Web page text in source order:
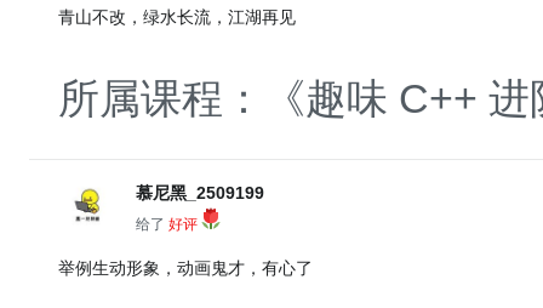
青山不改，绿水长流，江湖再见
所属课程：《趣味 C++ 进
慕尼黑_2509199
给了 好评
举例生动形象，动画鬼才，有心了